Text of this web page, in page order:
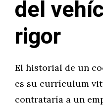
del
rigor
El historial de un
es su currículum
contrataría a un